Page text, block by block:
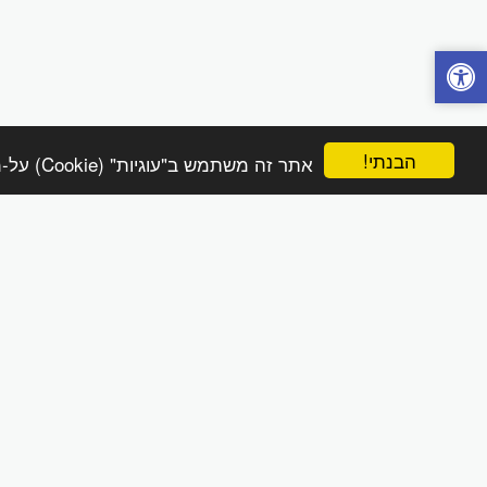
הבנתי! אתר זה משתמש ב"עוגיות" (Cookie) על-מנת להבטיח שתהנה מהחוויה הטובה ביותר באתר שלך.